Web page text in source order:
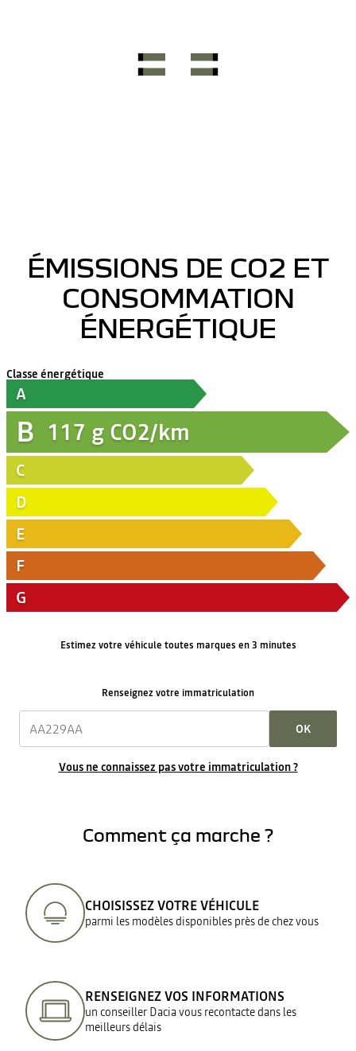
ÉMISSIONS DE CO2 ET
CONSOMMATION
ÉNERGÉTIQUE
Classe énergétique
A
B 117 g CO2/km
C
D
E
F
G
Estimez votre véhicule toutes marques en 3 minutes
Renseignez votre immatriculation
OK
Vous ne connaissez pas votre immatriculation ?
Comment ça marche ?
CHOISISSEZ VOTRE VÉHICULE
parmi les modèles disponibles près de chez vous
RENSEIGNEZ VOS INFORMATIONS
un conseiller Dacia vous recontacte dans les
meilleurs délais